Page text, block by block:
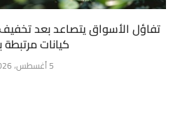
تفاؤل الأسواق يتصاعد بعد
كيانات مرتبطة
5 أغسطس، 2026